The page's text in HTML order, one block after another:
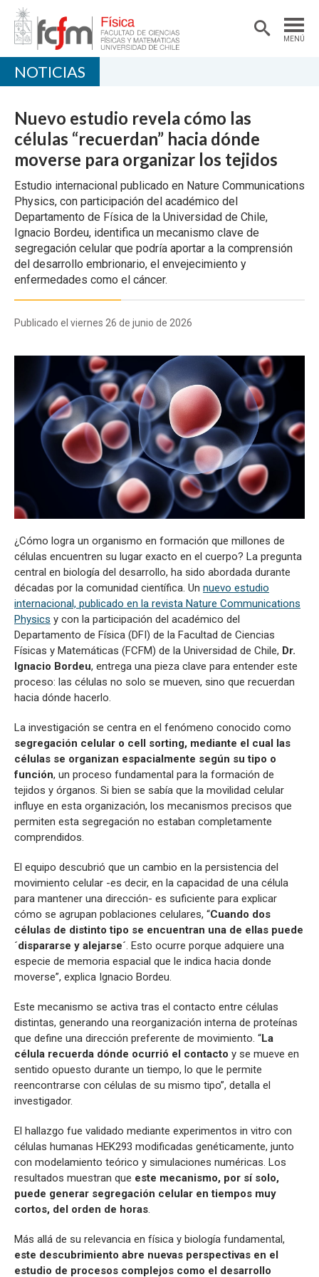
MENÚ
ACADÉMICAS/OS
DOCENCIA
INVESTIGACIÓN
EXTENSIÓN
NOTICIAS
Nuevo estudio revela cómo las
células “recuerdan” hacia dónde
moverse para organizar los tejidos
Estudio internacional publicado en Nature Communications
Physics, con participación del académico del
Departamento de Física de la Universidad de Chile,
Ignacio Bordeu, identifica un mecanismo clave de
segregación celular que podría aportar a la comprensión
del desarrollo embrionario, el envejecimiento y
enfermedades como el cáncer.
Publicado el viernes 26 de junio de 2026
¿Cómo logra un organismo en formación que millones de
células encuentren su lugar exacto en el cuerpo? La pregunta
central en biología del desarrollo, ha sido abordada durante
décadas por la comunidad científica. Un nuevo estudio
internacional, publicado en la revista Nature Communications
Physics y con la participación del académico del
Departamento de Física (DFI) de la Facultad de Ciencias
Físicas y Matemáticas (FCFM) de la Universidad de Chile, Dr.
Ignacio Bordeu, entrega una pieza clave para entender este
proceso: las células no solo se mueven, sino que recuerdan
hacia dónde hacerlo.
La investigación se centra en el fenómeno conocido como
segregación celular o cell sorting, mediante el cual las
células se organizan espacialmente según su tipo o
función, un proceso fundamental para la formación de
tejidos y órganos. Si bien se sabía que la movilidad celular
influye en esta organización, los mecanismos precisos que
permiten esta segregación no estaban completamente
comprendidos.
El equipo descubrió que un cambio en la persistencia del
movimiento celular -es decir, en la capacidad de una célula
para mantener una dirección- es suficiente para explicar
cómo se agrupan poblaciones celulares, “Cuando dos
células de distinto tipo se encuentran una de ellas puede
´dispararse y alejarse´. Esto ocurre porque adquiere una
especie de memoria espacial que le indica hacia donde
moverse”, explica Ignacio Bordeu.
Este mecanismo se activa tras el contacto entre células
distintas, generando una reorganización interna de proteínas
que define una dirección preferente de movimiento. “La
célula recuerda dónde ocurrió el contacto y se mueve en
sentido opuesto durante un tiempo, lo que le permite
reencontrarse con células de su mismo tipo”, detalla el
investigador.
El hallazgo fue validado mediante experimentos in vitro con
células humanas HEK293 modificadas genéticamente, junto
con modelamiento teórico y simulaciones numéricas. Los
resultados muestran que este mecanismo, por sí solo,
puede generar segregación celular en tiempos muy
cortos, del orden de horas.
Más allá de su relevancia en física y biología fundamental,
este descubrimiento abre nuevas perspectivas en el
estudio de procesos complejos como el desarrollo